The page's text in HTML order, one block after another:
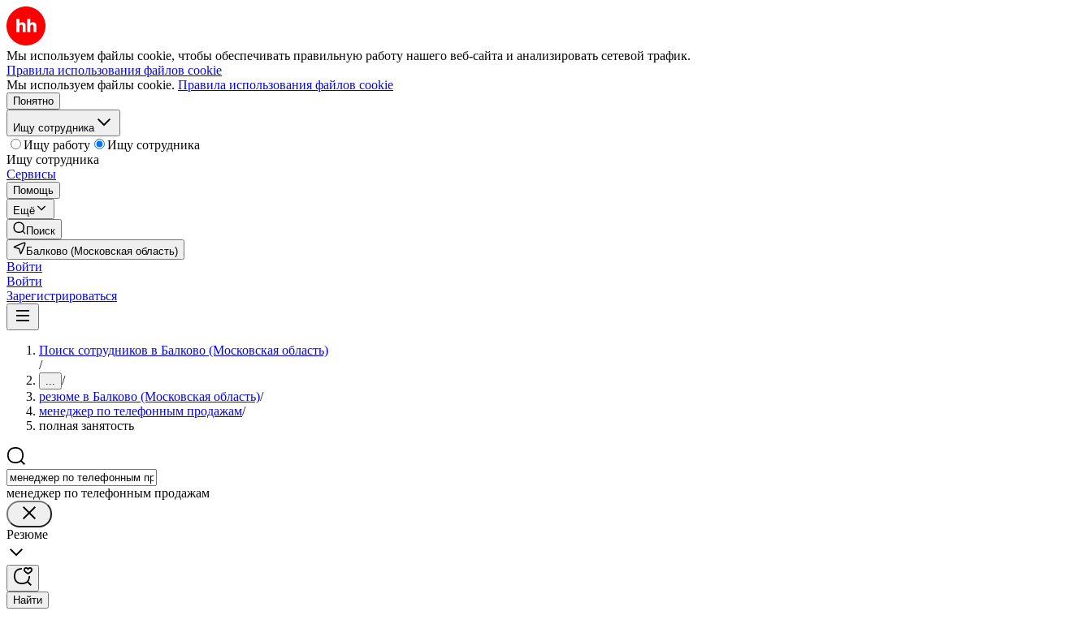
Мы используем файлы cookie, чтобы обеспечивать правильную работу нашего веб-сайта и анализировать сетевой трафик.
Правила использования файлов cookie
Мы используем файлы cookie. Правила использования файлов cookie
Понятно
Ищу сотрудника
Ищу работу
Ищу сотрудника
Ищу сотрудника
Сервисы
Помощь
Ещё
Поиск
Балково (Московская область)
Войти
Войти
Зарегистрироваться
Поиск сотрудников в Балково (Московская область)
/
... /
резюме в Балково (Московская область)/
менеджер по телефонным продажам/
полная занятость
менеджер по телефонным продажам
Резюме
Найти